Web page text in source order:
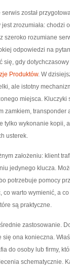
został
zrozumiała: chodzi
szeroko rozumiane
odpowiedzi na
gdy
Produktów. W
ale istotny
miejsca.
transponder
tylko wykonanie kopii,
usterek.
założeniu: klient
jedynego klucza.
potrzebuje pomocy
co warto wymienić, a
są praktyczne.
zastosowanie.
ona konieczna.
do osoby lub firmy,
schematycznie.